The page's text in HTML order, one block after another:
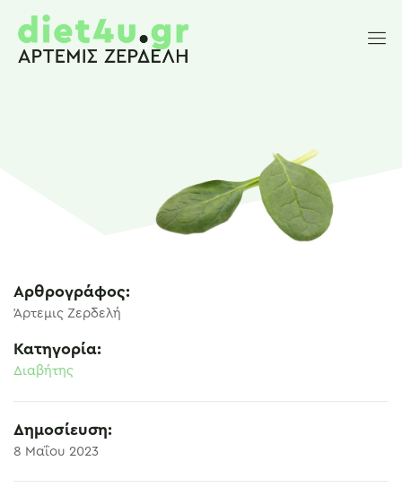
Αρθρογράφος:
Άρτεμις Ζερδελή
Κατηγορία:
Διαβήτης
Δημοσίευση:
8 Μαΐου 2023